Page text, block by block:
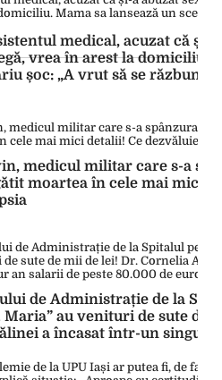
medical, acuzat că și-a
vrea în arest la domiciliu.
șoc: „A vrut să se răzbune”
medicul militar care s-a
moartea în cele mai mici
de Administrație de la
Maria” au venituri de sute de
a încasat într-un singur